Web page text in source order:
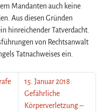
Mandanten auch keine
Aus diesen Gründen
hinreichender Tatverdacht.
von Rechtsanwalt
Tatnachweises ein.
15. Januar 2018:
Gefährliche
Körperverletzung –